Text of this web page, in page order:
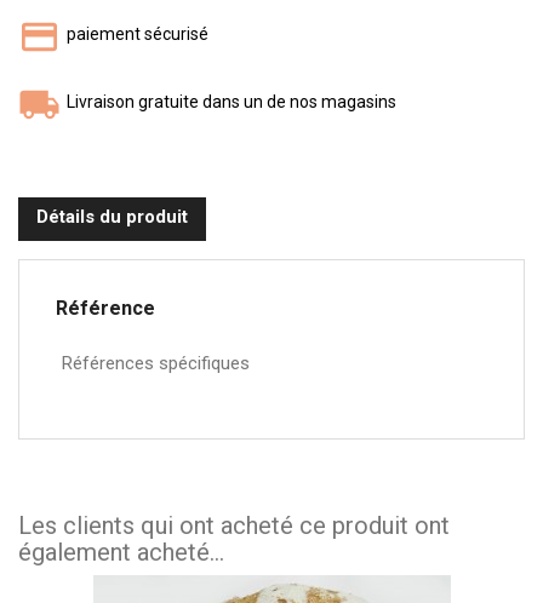
paiement sécurisé
Livraison gratuite dans un de nos magasins
Détails du produit
Référence
Références spécifiques
Les clients qui ont acheté ce produit ont
également acheté...